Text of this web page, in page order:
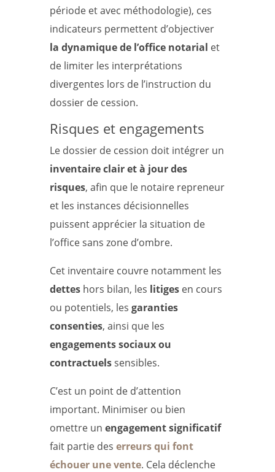
période et avec méthodologie), ces
indicateurs permettent d’objectiver
la dynamique de l’office notarial et
de limiter les interprétations
divergentes lors de l’instruction du
dossier de cession.
Risques et engagements
Le dossier de cession doit intégrer un
inventaire clair et à jour des
risques, afin que le notaire repreneur
et les instances décisionnelles
puissent apprécier la situation de
l’office sans zone d’ombre.
Cet inventaire couvre notamment les
detteshors bilan, les litigesen cours
ou potentiels, les garanties
consenties, ainsi que les
engagements sociaux ou
contractuelssensibles.
C’est un point de d’attention
important. Minimiser ou bien
omettre un engagement significatif
fait partie des erreurs qui font
échouer une vente. Cela déclenche